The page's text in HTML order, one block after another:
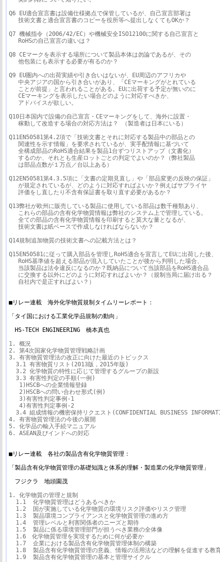
Q6 EU適合宣言書は設備仕様拠点で保管しているが、自己宣言部署は
技術文書と適合宣言書のコピーを役所等へ提出しなくてもOKか？
Q7 機械指令（2006/42/EC）や機械安全ISO12100に関する自己宣言と
RoHSの自己宣言の違いは？
Q8 CEマークを表示する場所について製品本体は勿論であるが、その
他包装にも表示する必要が有るのか？
Q9 EU圏内への出荷実績や引き合いはないが、EU周辺のアフリカや
中央アジアの国から引き合いがあり、「CEマーキングがとれている
ことが前提」と言われることがある。EUに出荷する予定が無いのに
CEマーキングを表示したい場合どのように対応すべきか、
アドバイスが欲しい。
Q10日本国内で設備の自己宣言・CEマーキングをして、海外に設置・
稼動して改造する場合の対応方法は？ （製造者は日本にいる）
Q11EN50581第4.2項で「技術文書とそれに対応する製品中の部品との
関連性を示す情報」を要求されているが、実手配情報に基づいて
全構成部品のRoHS適合結果を製品1台ずつリストアップ（文書化）
するのか、それとも生産ロットごとの判定でよいのか？（弊社製品
は部品点数が１万点／台以上ある）
Q12EN50581第4.3.5項に「文書の定期見直し」や「部品変更の反映の保証」
が規定されているが、どのように対応すればよいか？例えばサプライヤ
評価をし直したり不含有保証書を取り直す必要があるか？
Q13弊社が欧州に販売している製品に使用している部品は数千種類あり、
これらの部品の含有化学物質情報は弊社のシステム上で管理している。
全ての部品の含有化学物質情報を印刷すると莫大な量となるが、
技術文書は紙ベースで作成しなければならないか？
Q14規制追加物質の技術文書への記載方法とは？
Q15EN50581に従って購入部品を管理しRoHS適合を宣言してEUに出荷した後、
RoHS基準値を超える部品が混入していたことが後から判明した場合、
当該製品は法令違反になるのか？既納品について当該部品をRoHS適合品
に交換する以外にどのように対応すればよいか？（規制当局に届け出る？
自社内で是正すればよい？）
■リレー連載　海外化学物質規制タイムリーレポート：
「タイ国における工業化学品規制の動向」
HS-TECH ENGINEERING　橋本真也
1. 概況
2. 第4次国家化学物質管理戦略計画
3. 有害物質管理法の改正に向けた最近のトピックス
  3.1 有害物質リスト(2013版，2015年版)
  3.2 化学物質の特性に応じて管理するグループの新設
  3.3 有害性判定の手順(一例)
   1)HSCBへの企業情報登録
   2)HSCBへの問い合わせ形式(例)
   3)有害性判定事例-1
   4)有害性判定事例-2
3.4 組成情報の機密保持リクエスト(CONFIDENTIAL BUSINESS
4. 有害物質管理法の今後の展開
5. 化学品の輸入手続マニュアル
6. ASEAN及びインドへの対応
■リレー連載　各社の製品含有化学物質管理：
「製品含有化学物質管理の基礎知識と体系的理解・製造業の化学物質管理」
フジクラ　地頭園茂
1. 化学物質の管理と規制
  1.1  化学物質管理はどうあるべきか
  1.2  国が実施している化学物質の環境リスク評価やリスク管理
  1.3  製品環境コンプライアンスと化学物質管理の進め方
  1.4  管理レベルと利害関係者のニーズと期待
  1.5  製品に係る環境管理部門が担うべき業務の全体像
  1.6　化学物質管理を実現するために何が必要か
  1.7  企業における製品含有化学物質管理体制の構築
1.8  製品含有化学物質管理の意義、情報の活用法などの理解を促進する教
  1.9  製品含有化学物質管理の基本と管理サイクル